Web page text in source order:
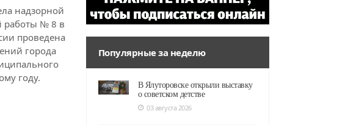
надзорной
работы № 8 в
проведена
города
году.
Популярные за неделю
В Ялуторовске открыли выставку
о советском детстве
03 августа 2026